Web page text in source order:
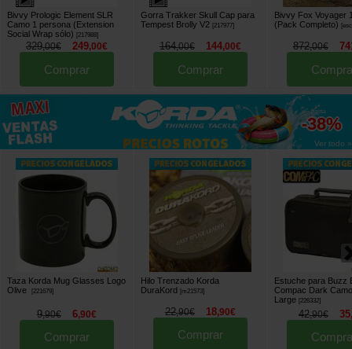
Bivvy Prologic Element SLR
Camo 1 persona (Extension
Social Wrap sólo)
[217988]
329,00€ 249,00€
Comprar
Gorra Trakker Skull Cap para
Tempest Brolly V2 [217977]
164,00€ 144,00€
Comprar
Bivvy Fox Voyager
(Pack Completo)
[
872,00€
hasta
-38%
Ver todo »
Taza Korda Mug Glasses Logo
Olive
[221679]
9,90€ 6,90€
Comprar
Hilo Trenzado Korda
DuraKord
[m21573]
22,90€ 18,90€
Comprar
Estuche para Buzz
Compac Dark Camo
Large [226332]
42,90€ 35